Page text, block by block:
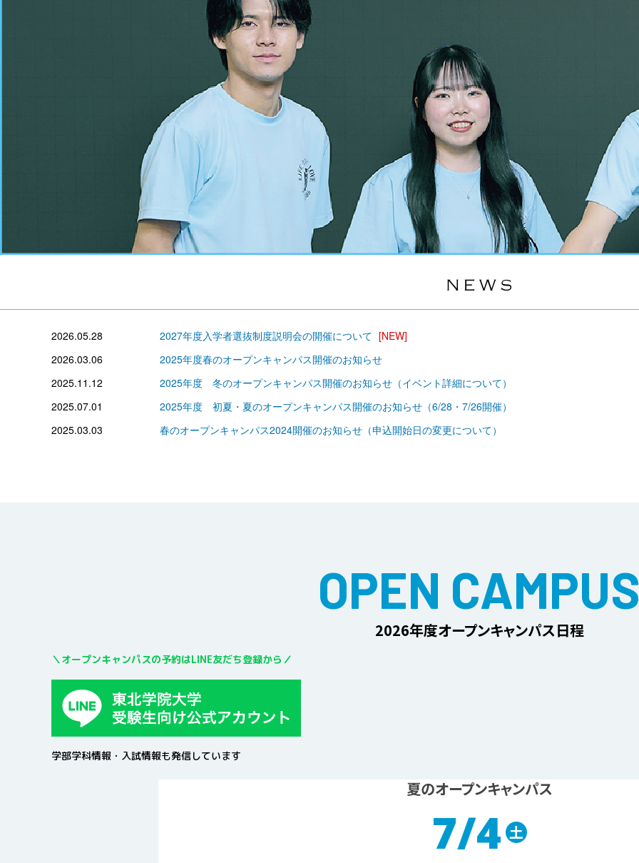
2026.05.28 2027年度入学者選抜制度説明会の開催について [NEW]
2026.03.06
2025年度春のオープンキャンパス開催のお知らせ
2025.11.12
2025年度 冬のオープンキャンパス開催のお知らせ（イベント詳細について）
2025.07.01
2025年度 初夏・夏のオープンキャンパス開催のお知らせ（6/28・7/26開催）
2025.03.03
春のオープンキャンパス2024開催のお知らせ（申込開始日の変更について）
OPEN
2026年度オープンキャンパス日程
＼オープンキャンパスの予約はLINE友だち登録から ／
学部学科情報・入試情報も発信しています
夏のオープンキャンパス
7/4 土